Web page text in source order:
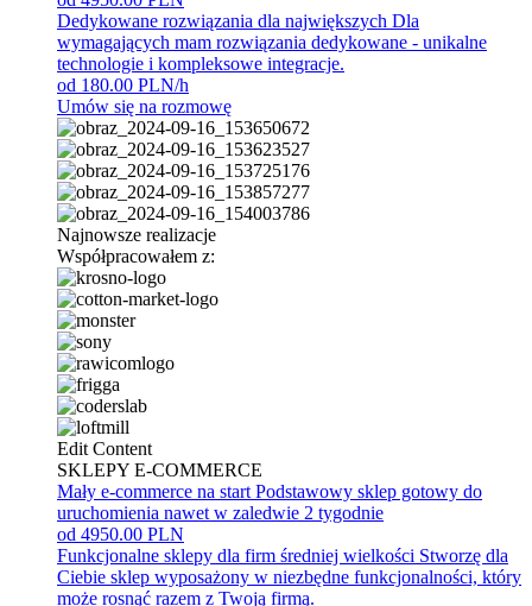
Dedykowane rozwiązania dla największych Dla
wymagających mam rozwiązania dedykowane - unikalne
technologie i kompleksowe integracje.
od 180.00 PLN/h
Umów się na rozmowę
Najnowsze realizacje
Współpracowałem z:
Edit Content
SKLEPY E-COMMERCE
Mały e-commerce na start Podstawowy sklep gotowy do
uruchomienia nawet w zaledwie 2 tygodnie
od 4950.00 PLN
Funkcjonalne sklepy dla firm średniej wielkości Stworzę dla
Ciebie sklep wyposażony w niezbędne funkcjonalności, który
może rosnąć razem z Twoją firmą.